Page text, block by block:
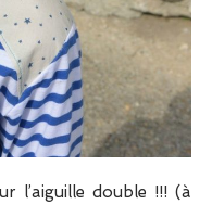
l’aiguille double !!! (à